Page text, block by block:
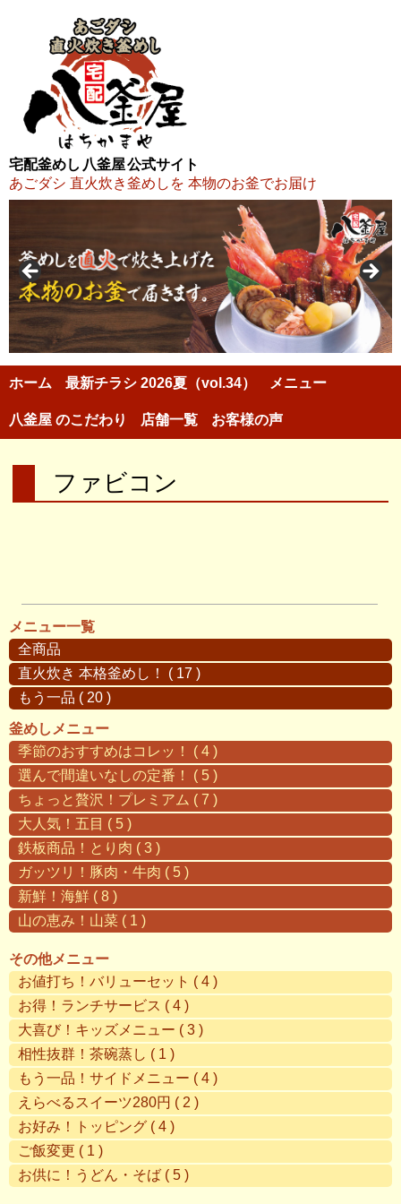
宅配釜めし 八釜屋 公式サイト
あごダシ 直火炊き釜めしを 本物のお釜でお届け
ホーム 最新チラシ 2026夏（vol.34） メニュー
八釜屋 のこだわり 店舗一覧 お客様の声
ファビコン
メニュー一覧
全商品
直火炊き 本格釜めし！ ( 17 )
もう一品 ( 20 )
釜めしメニュー
季節のおすすめはコレッ！ ( 4 )
選んで間違いなしの定番！ ( 5 )
ちょっと贅沢！プレミアム ( 7 )
大人気！五目 ( 5 )
鉄板商品！とり肉 ( 3 )
ガッツリ！豚肉・牛肉 ( 5 )
新鮮！海鮮 ( 8 )
山の恵み！山菜 ( 1 )
その他メニュー
お値打ち！バリューセット ( 4 )
お得！ランチサービス ( 4 )
大喜び！キッズメニュー ( 3 )
相性抜群！茶碗蒸し ( 1 )
もう一品！サイドメニュー ( 4 )
えらべるスイーツ280円 ( 2 )
お好み！トッピング ( 4 )
ご飯変更 ( 1 )
お供に！うどん・そば ( 5 )